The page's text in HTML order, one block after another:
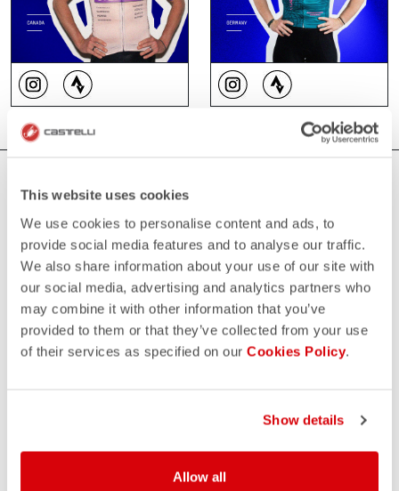
This website uses cookies
We use cookies to personalise content and ads, to
provide social media features and to analyse our traffic.
We also share information about your use of our site with
our social media, advertising and analytics partners who
may combine it with other information that you’ve
provided to them or that they’ve collected from your use
of their services as specified on our Cookies Policy.
Show details
Allow all
WHERE YOU CAN FIND US
SAHARA GRAVEL